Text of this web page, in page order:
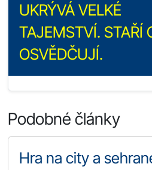
UKRÝVÁ VELKÉ
TAJEMSTVÍ. STAŘÍ
OSVĚDČUJÍ.
Podobné články
Hra na city a